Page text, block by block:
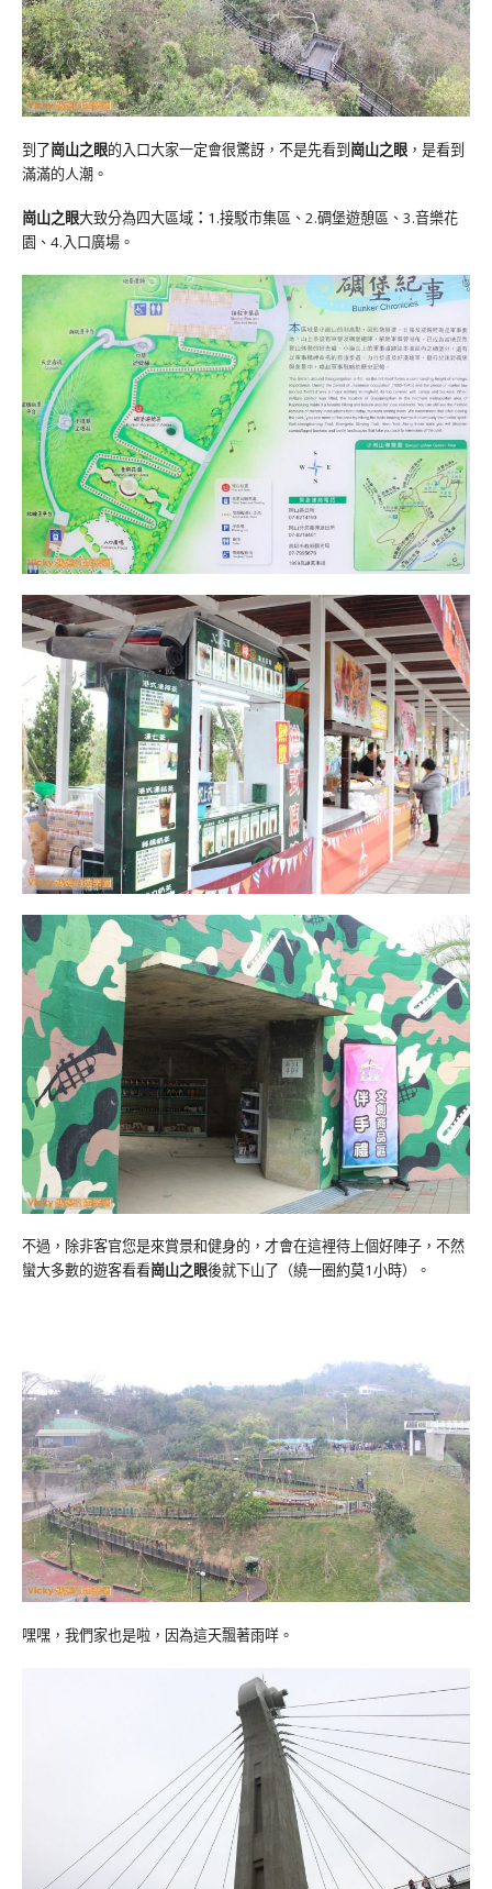
到了崗山之眼的入口大家一定會很驚訝，不是先看到崗山之眼 ，是看到
滿滿的人潮。
崗山之眼大致分為四大區域 ： 1.接駁市集區、2.碉堡遊憩區、3.音樂花
園、4.入口廣場。
不過，除非客官您是來賞景和健身的，才會在這裡待上個好陣子，不然
蠻大多數的遊客看看崗山之眼後就下山了（繞一圈約莫1小時）。
嘿嘿，我們家也是啦，因為這天飄著雨咩。